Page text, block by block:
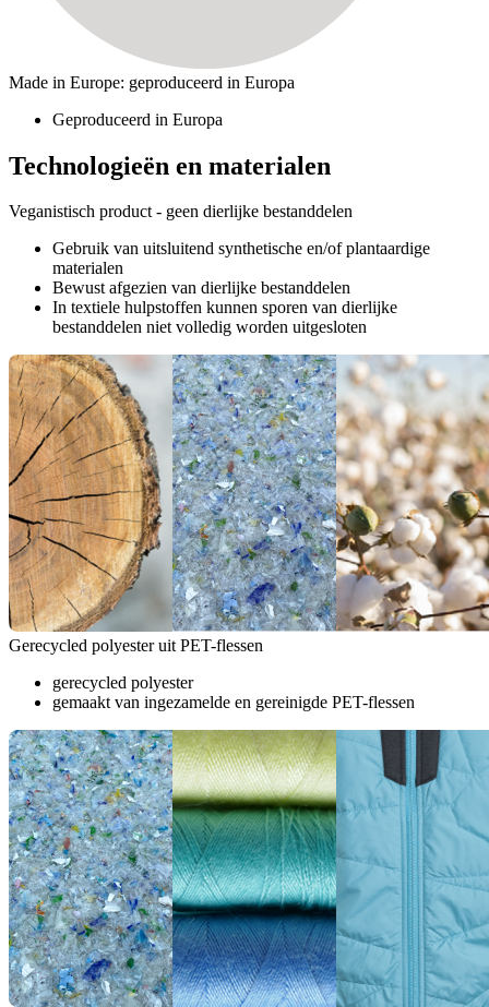
Made in Europe: geproduceerd in Europa
Geproduceerd in Europa
Technologieën en materialen
Veganistisch product - geen dierlijke bestanddelen
Gebruik van uitsluitend synthetische en/of plantaardige
materialen
Bewust afgezien van dierlijke bestanddelen
In textiele hulpstoffen kunnen sporen van dierlijke
bestanddelen niet volledig worden uitgesloten
Gerecycled polyester uit PET-flessen
gerecycled polyester
gemaakt van ingezamelde en gereinigde PET-flessen